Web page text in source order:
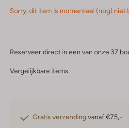
Sorry, dit item is momenteel (nog) niet
Reserveer direct in een van onze 37
Vergelijkbare items
Gratis verzendingvanaf €75,-